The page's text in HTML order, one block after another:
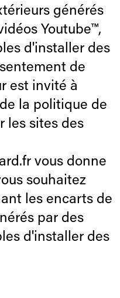
générés
Youtube™,
d'installer des
de
est invité à
la politique de
les sites des
vous donne
souhaitez
les encarts de
par des
d'installer des